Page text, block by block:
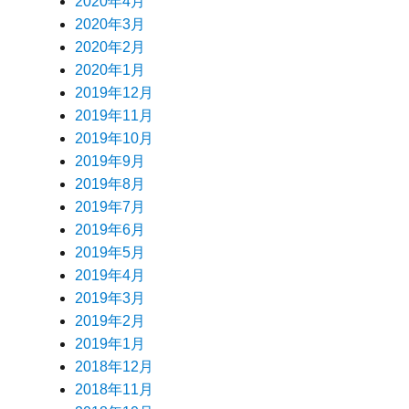
2020年3月
2020年2月
2020年1月
2019年12月
2019年11月
2019年10月
2019年9月
2019年8月
2019年7月
2019年6月
2019年5月
2019年4月
2019年3月
2019年2月
2019年1月
2018年12月
2018年11月